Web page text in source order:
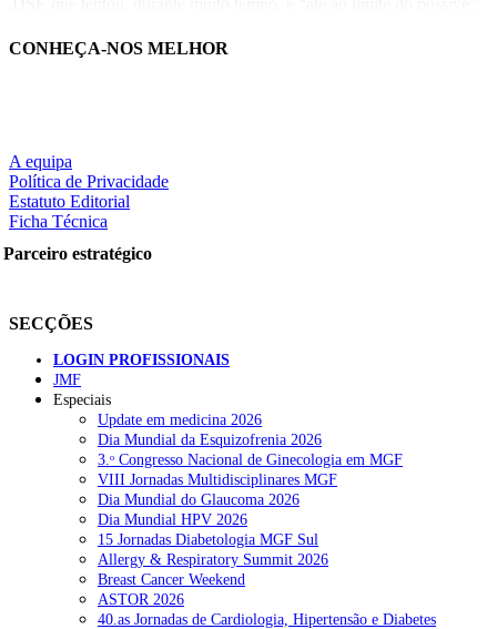
disponível” para encontrar “um entendimento equilibrado e justo” para
as partes, que tenha em consideração os superiores interesses dos
Partilhe nas redes sociais:
NOTÍCIAS RECENTES
I Simpósio Internacional de Enfermagem Forense esgota
inscrições presenciais e abre participação online 10 de Agosto,
Ordem dos Médicos pede simplificação urgente das regras para
atualização de dados dos utentes 10 de Agosto, 2026
Programa Voltar a Casa para doentes com alta clínica só avança
com Orçamento de 2027 10 de Agosto, 2026
CONHEÇA-NOS MELHOR
A equipa
Política de Privacidade
Estatuto Editorial
Ficha Técnica
Parceiro estratégico
SECÇÕES
LOGIN PROFISSIONAIS
JMF
Especiais
Update em medicina 2026
Dia Mundial da Esquizofrenia 2026
3.ᵒ Congresso Nacional de Ginecologia em MGF
VIII Jornadas Multidisciplinares MGF
Dia Mundial do Glaucoma 2026
Dia Mundial HPV 2026
15 Jornadas Diabetologia MGF Sul
Allergy & Respiratory Summit 2026
Breast Cancer Weekend
ASTOR 2026
40.as Jornadas de Cardiologia, Hipertensão e Diabetes